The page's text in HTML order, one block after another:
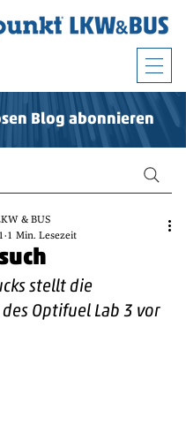
Blog abonnieren
& BUS
1 Min. Lesezeit
stellt die
Optifuel Lab 3 vor